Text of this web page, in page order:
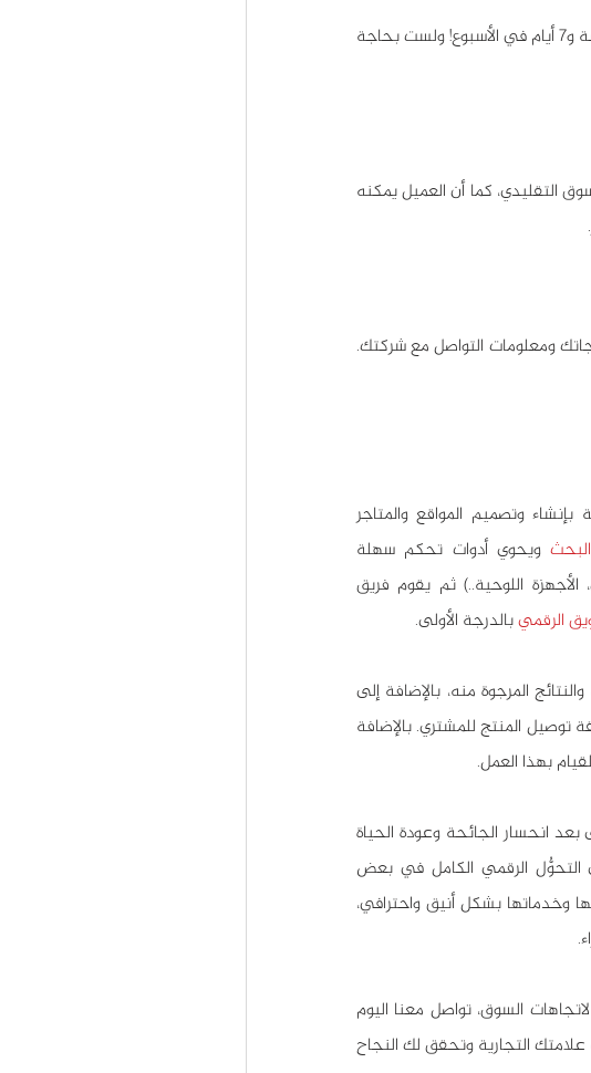
بعد أن تتحقق من شروط افتتاح متجر الكتروني في منطقتك، تقوم جهة متخصصة بإنشاء وتصميم المواقع والمتاجر
الرقمي بالدرجة الأولى.
بهذا العمل.